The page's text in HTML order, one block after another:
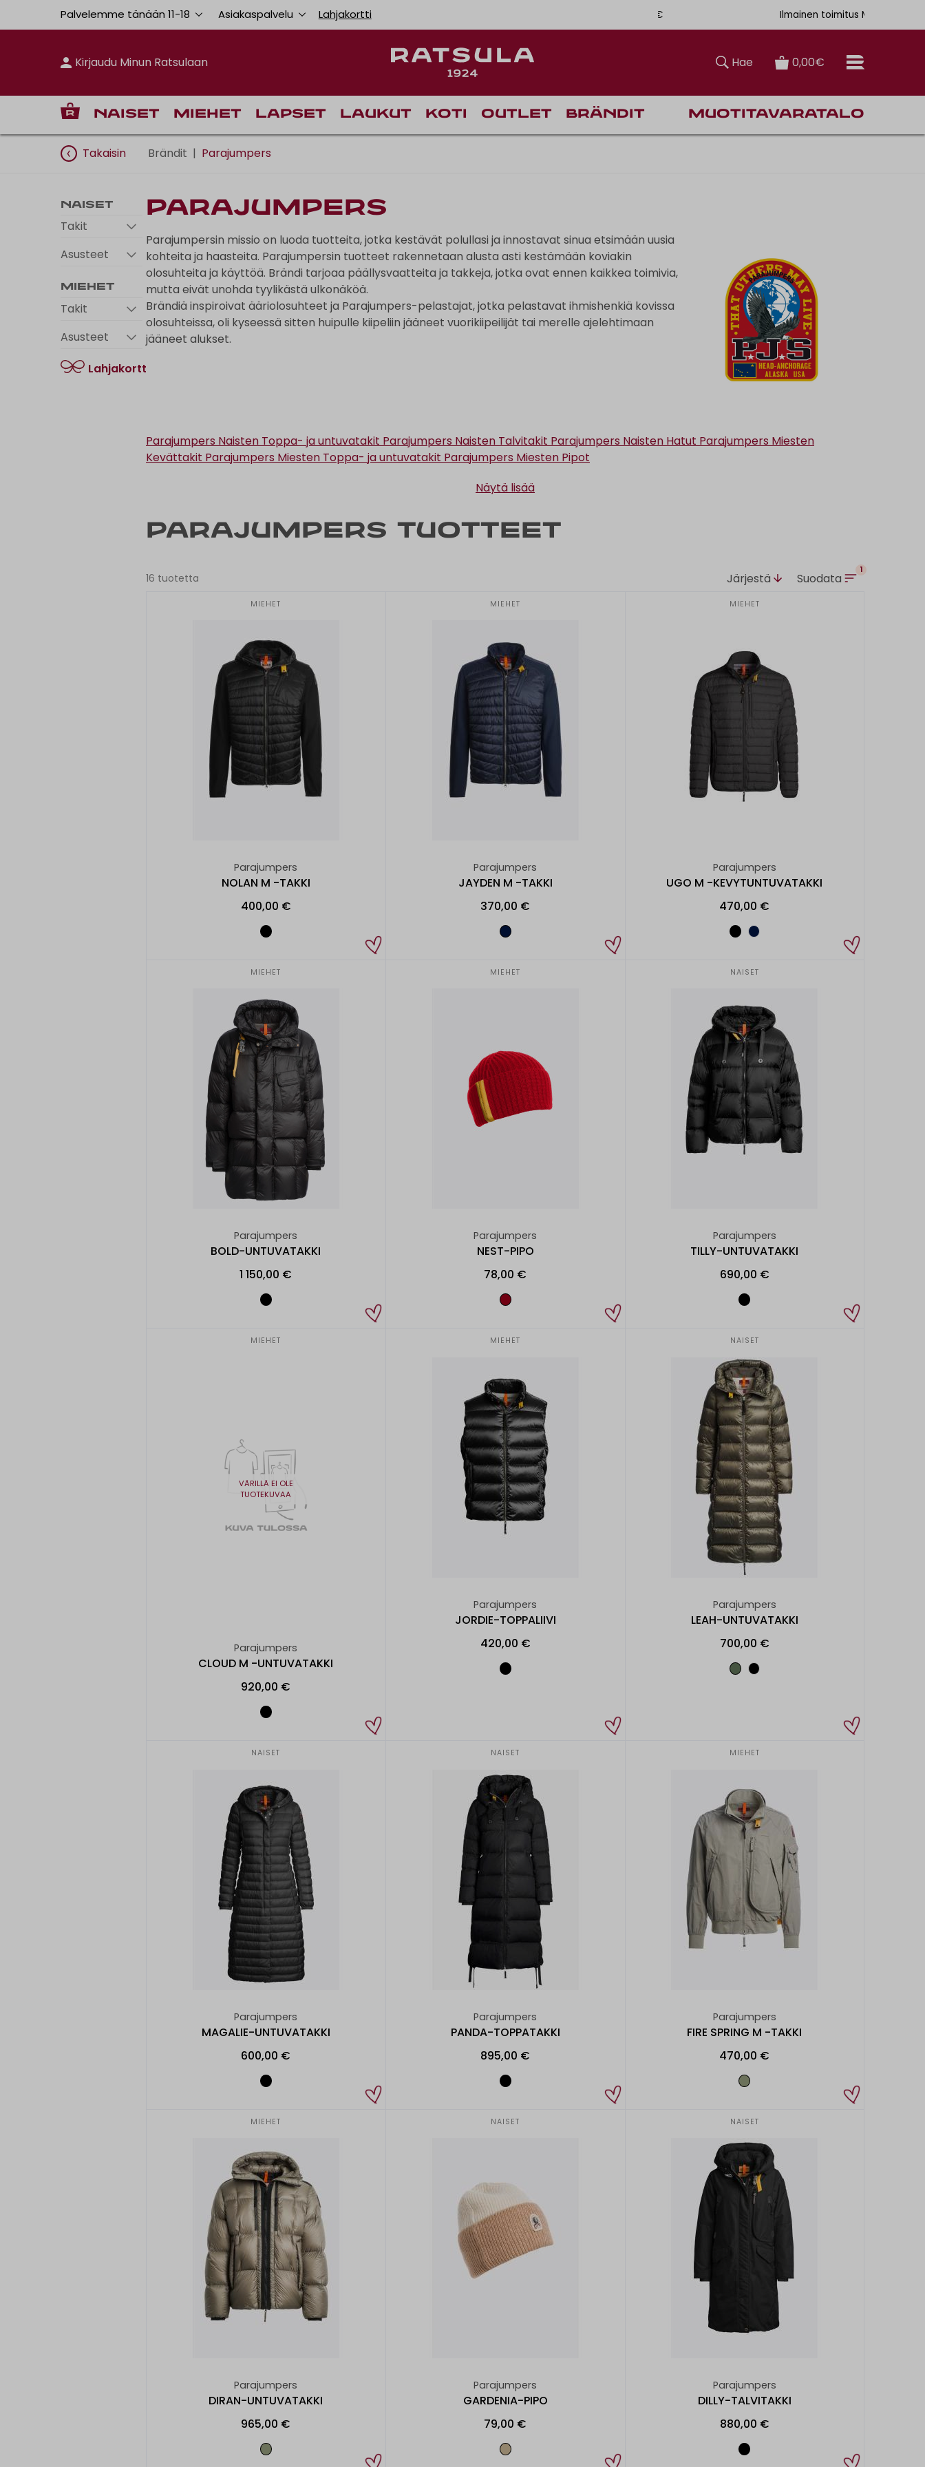
Palvelemme tänään 11-18 Asiakaspalvelu Lahjakortti Ilmainen toimitus Manner-Suomeen yli 120 euron tilauksiin
Kirjaudu Minun Ratsulaan Hae 0,00€
Naiset Miehet Lapset Laukut Koti Outlet Brändit Muotitavaratalo
Takaisin Brändit | Parajumpers
Naiset
Takit
Asusteet
Miehet
Takit
Asusteet
Lahjakortti
Parajumpers
Parajumpersin missio on luoda tuotteita, jotka kestävät polullasi ja innostavat sinua etsimään uusia
kohteita ja haasteita. Parajumpersin tuotteet rakennetaan alusta asti kestämään koviakin
olosuhteita ja käyttöä. Brändi tarjoaa päällysvaatteita ja takkeja, jotka ovat ennen kaikkea toimivia,
mutta eivät unohda tyylikästä ulkonäköä.
Brändiä inspiroivat ääriolosuhteet ja Parajumpers-pelastajat, jotka pelastavat ihmishenkiä kovissa
olosuhteissa, oli kyseessä sitten huipulle kiipeliin jääneet vuorikiipeilijät tai merelle ajelehtimaan
jääneet alukset.
Parajumpers Naisten Toppa- ja untuvatakit Parajumpers Naisten Talvitakit Parajumpers Naisten Hatut Parajumpers Miesten
Kevättakit Parajumpers Miesten Toppa- ja untuvatakit Parajumpers Miesten Pipot
Näytä lisää
Parajumpers tuotteet
16 tuotetta Järjestä Suodata
1
MIEHET
Parajumpers
NOLAN M -TAKKI
400,00 €
MIEHET
Parajumpers
JAYDEN M -TAKKI
370,00 €
MIEHET
Parajumpers
UGO M -KEVYTUNTUVATAKKI
470,00 €
MIEHET
Parajumpers
BOLD-UNTUVATAKKI
1 150,00 €
MIEHET
Parajumpers
NEST-PIPO
78,00 €
NAISET
Parajumpers
TILLY-UNTUVATAKKI
690,00 €
MIEHET
VÄRILLÄ EI OLE
TUOTEKUVAA
Parajumpers
CLOUD M -UNTUVATAKKI
920,00 €
MIEHET
Parajumpers
JORDIE-TOPPALIIVI
420,00 €
NAISET
Parajumpers
LEAH-UNTUVATAKKI
700,00 €
NAISET
Parajumpers
MAGALIE-UNTUVATAKKI
600,00 €
NAISET
Parajumpers
PANDA-TOPPATAKKI
895,00 €
MIEHET
Parajumpers
FIRE SPRING M -TAKKI
470,00 €
MIEHET
Parajumpers
DIRAN-UNTUVATAKKI
965,00 €
NAISET
Parajumpers
GARDENIA-PIPO
79,00 €
NAISET
Parajumpers
DILLY-TALVITAKKI
880,00 €